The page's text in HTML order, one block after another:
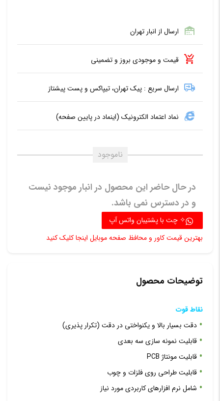
ارسال از انبار تهران
قیمت و موجودی بروز و تضمینی
ارسال سریع : پیک تهران، تیپاکس و پست پیشتاز
نماد اعتماد الکترونیک (اینماد در پایین صفحه)
ناموجود
در حال حاضر این محصول در انبار موجود نیست
و در دسترس نمی باشد.
✧ چت با پشتیبان واتس آپ
بهترین قیمت کاور و محافظ صفحه موبایل اینجا کلیک کنید
توضیحات محصول
نقاط قوت
دقت بسیار بالا و یکنواختی در دقت (تکرار پذیری)
قابلیت نمونه سازی سه بعدی
قابلیت مونتاژ PCB
قابلیت طراحی روی فلزات و چوب
شامل نرم افزارهای کاربردی مورد نیاز